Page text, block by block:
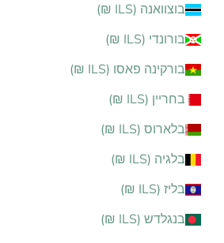
בוצוואנה (ILS ₪)
בורונדי (ILS ₪)
בורקינה פאסו (ILS ₪)
בחריין (ILS ₪)
בלארוס (ILS ₪)
בלגיה (ILS ₪)
בליז (ILS ₪)
בנגלדש (ILS ₪)